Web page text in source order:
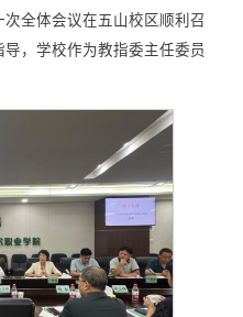
次全体会议在五山校区顺利召
，学校作为教指委主任委员